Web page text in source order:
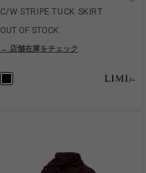
C/W STRIPE TUCK SKIRT
OUT OF STOCK
→ 店舗在庫をチェック